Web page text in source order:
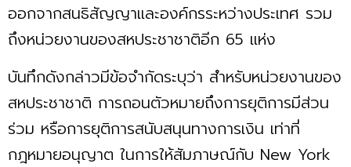
ออกจากสนธิสัญญาและองค์กรระหว่างประเทศ รวม
ถึงหน่วยงานของสหประชาชาติอีก 65 แห่ง
บันทึกดังกล่าวมีข้อจำกัดระบุว่า สำหรับหน่วยงานของ
สหประชาชาติ การถอนตัวหมายถึงการยุติการมีส่วน
ร่วม หรือการยุติการสนับสนุนทางการเงิน เท่าที่
กฎหมายอนุญาต ในการให้สัมภาษณ์กับ New York